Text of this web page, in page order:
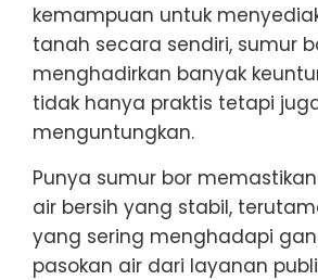
kemampuan untuk
tanah secara sendiri, sumur
menghadirkan banyak
tidak hanya praktis tetapi
menguntungkan.
Punya sumur bor
air bersih yang stabil,
yang sering menghadapi
pasokan air dari layanan